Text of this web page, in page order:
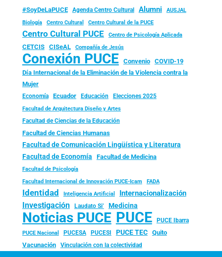
#SoyDeLaPUCE Agenda Centro Cultural Alumni
AUSJAL
Biología
Centro Cultural Centro Cultural de la PUCE
Centro Cultural PUCE Centro de Psicología Aplicada
CETCIS CISeAL Compañía de Jesús
Conexión PUCE Convenio
COVID-19
Día Internacional de la Eliminación de la Violencia contra la
Mujer
Economía Ecuador Educación Elecciones 2025
Facultad de Arquitectura Diseño y Artes
Facultad de Ciencias de la Educación
Facultad de Ciencias Humanas
Facultad de Comunicación Lingüística y Literatura
Facultad de Economía Facultad de Medicina
Facultad de Psicología
Facultad Internacional de Innovación PUCE-Icam FADA
Identidad Inteligencia Artificial Internacionalización
Investigación Laudato Si’ Medicina
Noticias PUCE PUCE PUCE Ibarra
PUCE Nacional PUCESA PUCESI PUCE TEC
Quito
Vacunación
Vinculación con la colectividad